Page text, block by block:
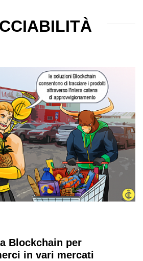
Blockchain per
in vari mercati